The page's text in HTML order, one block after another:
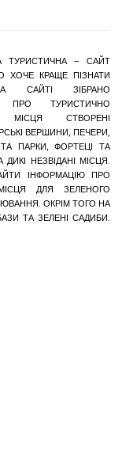
ТУРИСТИЧНА – САЙТ
ХОЧЕ КРАЩЕ ПІЗНАТИ
САЙТІ ЗІБРАНО
ПРО ТУРИСТИЧНО
МІСЦЯ СТВОРЕНІ
ВЕРШИНИ, ПЕЧЕРИ,
ПАРКИ, ФОРТЕЦІ ТА
НЕЗВІДАНІ МІСЦЯ.
ІНФОРМАЦІЮ ПРО
ДЛЯ ЗЕЛЕНОГО
ОКРІМ ТОГО НА
ТА ЗЕЛЕНІ САДИБИ.